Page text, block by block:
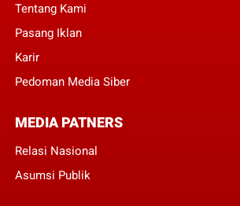
Tentang Kami
Pasang Iklan
Karir
Pedoman Media Siber
MEDIA PATNERS
Relasi Nasional
Asumsi Publik